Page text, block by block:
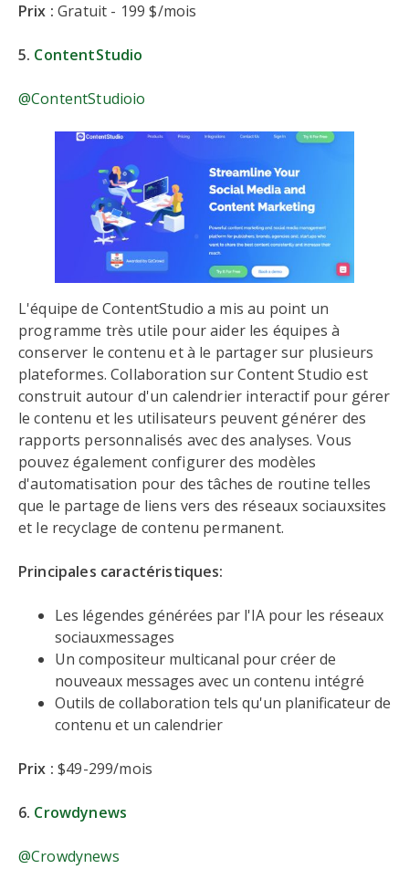
Prix : Gratuit - 199 $/mois
5. ContentStudio
@ContentStudioio
L'équipe de ContentStudio a mis au point un
programme très utile pour aider les équipes à
conserver le contenu et à le partager sur plusieurs
plateformes. Collaboration sur Content Studio est
construit autour d'un calendrier interactif pour gérer
le contenu et les utilisateurs peuvent générer des
rapports personnalisés avec des analyses. Vous
pouvez également configurer des modèles
d'automatisation pour des tâches de routine telles
que le partage de liens vers des réseaux sociauxsites
et le recyclage de contenu permanent.
Principales caractéristiques:
Les légendes générées par l'IA pour les réseaux
sociauxmessages
Un compositeur multicanal pour créer de
nouveaux messages avec un contenu intégré
Outils de collaboration tels qu'un planificateur de
contenu et un calendrier
Prix : $49-299/mois
6. Crowdynews
@Crowdynews